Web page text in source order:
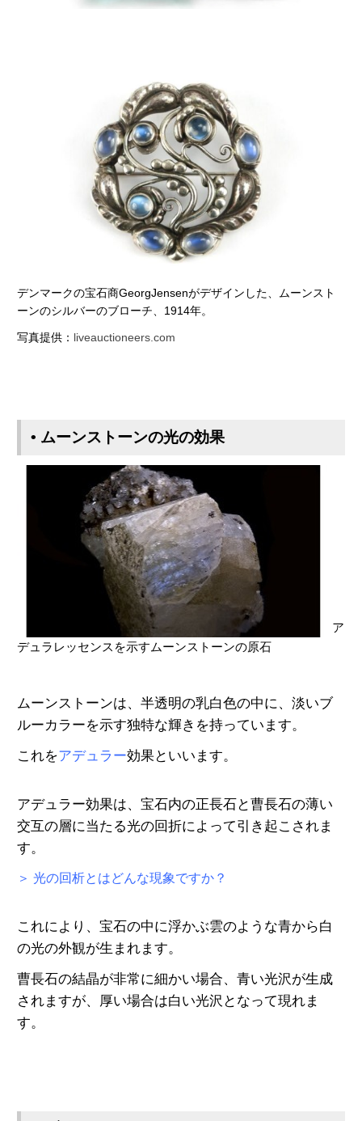
デンマークの宝石商GeorgJensenがデザインした、ムーンスト
ーンのシルバーのブローチ、1914年。
写真提供： liveauctioneers.com
• ムーンストーンの光の効果
ア
デュラレッセンスを示すムーンストーンの原石
ムーンストーンは、半透明の乳白色の中に、淡いブ
ルーカラーを示す独特な輝きを持っています。
これをアデュラー効果といいます。
アデュラー効果は、宝石内の正長石と曹長石の薄い
交互の層に当たる光の回折によって引き起こされま
す。
＞ 光の回析とはどんな現象ですか？
これにより、宝石の中に浮かぶ雲のような青から白
の光の外観が生まれます。
曹長石の結晶が非常に細かい場合、青い光沢が生成
されますが、 厚い場合は白い光沢となって現れま
す。